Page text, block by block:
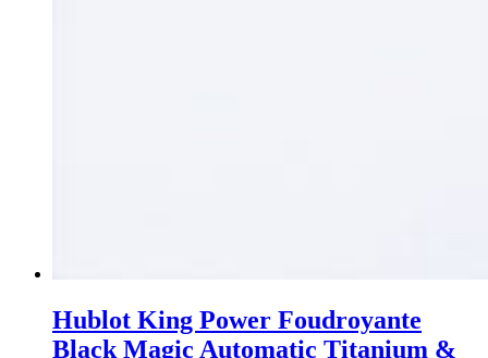
Hublot King Power Foudroyante
Black Magic Automatic Titanium &